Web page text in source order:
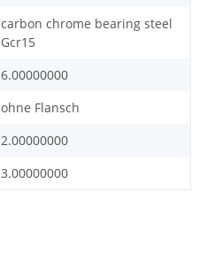
carbon chrome bearing steel
Gcr15
6.00000000
ohne Flansch
2.00000000
3.00000000